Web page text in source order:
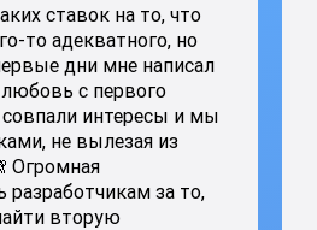
ставок на то, что
то адекватного, но
дни мне написал
с первого
совпали интересы и мы
не вылезая из
Огромная
разработчикам за то,
вторую